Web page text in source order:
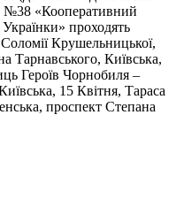
№38 «Кооперативний
проходять
Крушельницької,
Тарнавського, Київська,
Героїв Чорнобиля –
15 Квiтня, Тараса
проспект Степана